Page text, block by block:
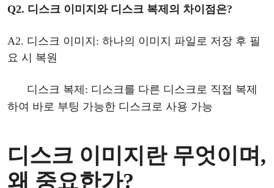
Q2. 디스크 이미지와 디스크 복제 의 차이점은?
A2. 디스크 이미지 : 하나의 이미지 파일로 저장 후 필
요 시 복원
디스크 복제: 디스크를 다른 디스크로 직접 복제
하여 바로 부팅 가능한 디스크로 사용 가능
디스크 이미지란 무엇이며,
왜 중요한가?